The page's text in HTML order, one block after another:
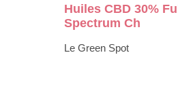
Huiles CBD 30% Full
Spectrum Ch
Le Green Spot